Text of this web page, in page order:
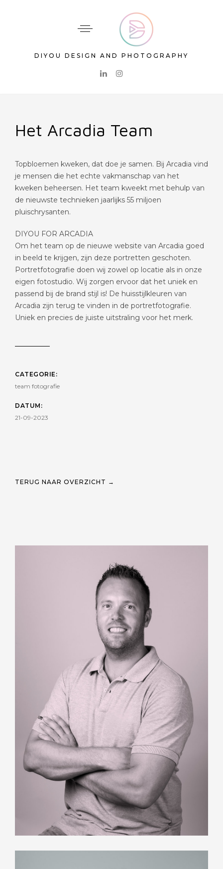
DIYOU DESIGN AND PHOTOGRAPHY
Het Arcadia Team
Topbloemen kweken, dat doe je samen. Bij Arcadia vind
je mensen die het echte vakmanschap van het
kweken beheersen. Het team kweekt met behulp van
de nieuwste technieken jaarlijks 55 miljoen
pluischrysanten.
DIYOU FOR ARCADIA
Om het team op de nieuwe website van Arcadia goed
in beeld te krijgen, zijn deze portretten geschoten.
Portretfotografie doen wij zowel op locatie als in onze
eigen fotostudio. Wij zorgen ervoor dat het uniek en
passend bij de brand stijl is! De huisstijlkleuren van
Arcadia zijn terug te vinden in de portretfotografie.
Uniek en precies de juiste uitstraling voor het merk.
CATEGORIE:
team fotografie
DATUM:
21-09-2023
TERUG NAAR OVERZICHT →